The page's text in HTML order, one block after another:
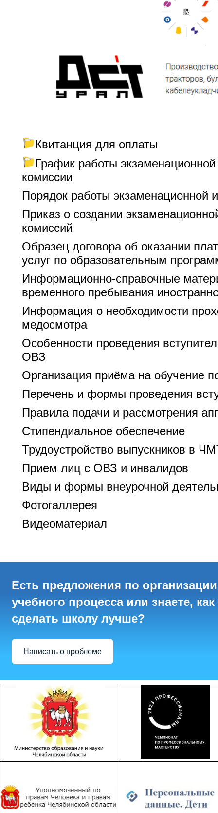
Квитанция для оплаты
График работы
комиссии
Порядок работы экзаменационной
Приказ о создании
комиссий
Образец договора об оказании
услуг по образовательным
Информационно-справочные
временного пребывания
Информация о необходимости
медосмотра
Особенности проведения
ОВЗ
Организация приёма на обучение
Перечень и формы проведения
Правила подачи и рассмотрения
Стипендиальное обеспечение
Трудоустройство выпускников в
Прием лиц с ОВЗ и инвалидов
Виды и формы внеурочной
Фотогаллерея
Видеоматериал
Есть предложения по организации
учебного процесса или знаете, как
сделать школу лучше?
Написать о проблеме